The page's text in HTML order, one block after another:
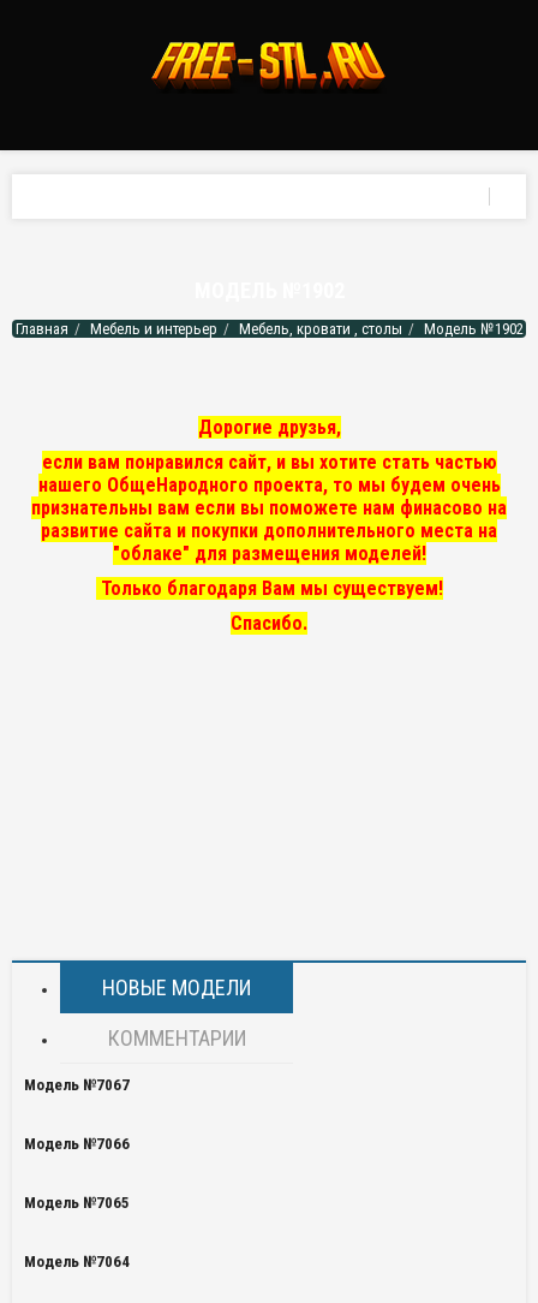
Главная Мебель и интерьер Мебель, кровати , столы Модель №1902
Дорогие друзья,
если вам понравился сайт, и вы хотите стать частью
нашего ОбщеНародного проекта, то мы будем очень
признательны вам если вы поможете нам финасово на
развитие сайта и покупки дополнительного места на
"облаке" для размещения моделей!
Только благодаря Вам мы существуем!
Спасибо.
НОВЫЕ МОДЕЛИ
КОММЕНТАРИИ
Модель №7067
Модель №7066
Модель №7065
Модель №7064